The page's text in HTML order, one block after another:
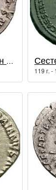
Денарий / Адриан (117 - 138 гг.)
119 г. -